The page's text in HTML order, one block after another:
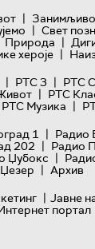
|
| Свет
Природа |
хероје |
| РТС 3 | РТС
| РТС
РТС Музика |
1 | Радио
202 | Радио
Џубокс |
Џезер | Архив
| Јавне
портал